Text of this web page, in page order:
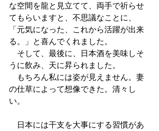
な空間を龍と見立てて、両手で祈らせ
てもらいますと、不思議なことに、
「元気になった、これから活躍が出来
る。」と喜んでくれました。
そして、最後に、日本酒を美味しそ
うに飲み、天に昇られました。
もちろん私には姿が見えません。妻
の仕草によって想像できた。清々し
い。
日本には干支を大事にする習慣があ